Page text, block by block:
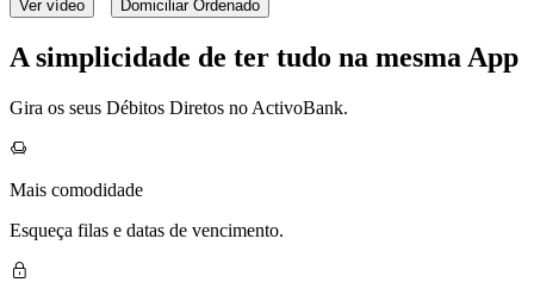
Ver vídeo Domiciliar Ordenado
A simplicidade de ter tudo na mesma App
Gira os seus Débitos Diretos no ActivoBank.
Mais comodidade
Esqueça filas e datas de vencimento.